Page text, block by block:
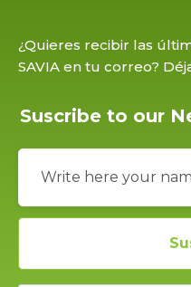
¿Quieres recibir las
SAVIA en tu correo?
Suscribe to our